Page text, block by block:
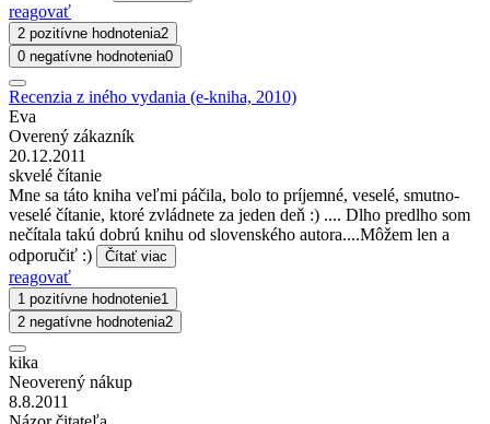
reagovať
2 pozitívne hodnotenia2
0 negatívne hodnotenia0
Recenzia z iného vydania (e-kniha, 2010)
Eva
Overený zákazník
20.12.2011
skvelé čítanie
Mne sa táto kniha veľmi páčila, bolo to príjemné, veselé, smutno-
veselé čítanie, ktoré zvládnete za jeden deň :) .... Dlho predlho som
nečítala takú dobrú knihu od slovenského autora....Môžem len a
odporučiť :)
Čítať viac
reagovať
1 pozitívne hodnotenie1
2 negatívne hodnotenia2
kika
Neoverený nákup
8.8.2011